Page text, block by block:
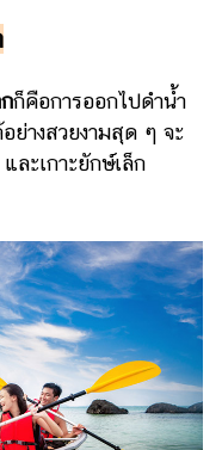
ก็คือการออกไปดำน้ำ
ย่างสวยงามสุด ๆ จะ
ละเกาะยักษ์เล็ก